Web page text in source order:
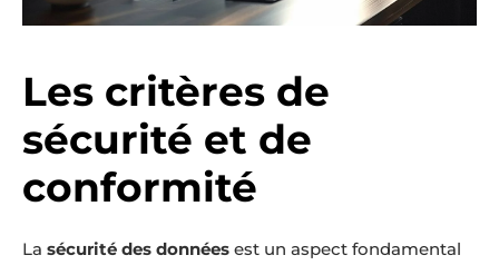
Les critères de
sécurité et de
conformité
La sécurité des données est un aspect fondamental